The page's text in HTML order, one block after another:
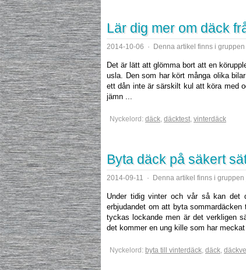
Lär dig mer om däck
2014-10-06 · Denna artikel finns i gruppen
Det är lätt att glömma bort att en
usla. Den som har kört många olika
ett dån inte är särskilt kul att köra med
jämn ...
Nyckelord: däck, däcktest, vinterdäck
Byta däck på säkert
2014-09-11 · Denna artikel finns i gruppen
Under tidig vinter och vår så kan det
erbjudandet om att byta
tyckas lockande men är det verkligen
det kommer en ung kille som har
Nyckelord: byta till vinterdäck, däck,